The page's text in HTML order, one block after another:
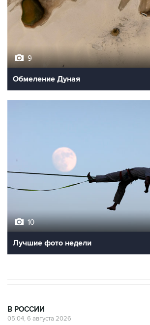
9
Обмеление Дуная
10
Лучшие фото недели
В РОССИИ
05:04, 6 августа 2026